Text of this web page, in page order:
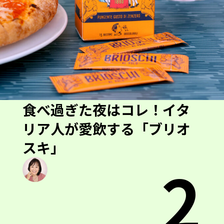
食べ過ぎた夜はコレ！イタ
リア人が愛飲する「ブリオ
スキ」
2